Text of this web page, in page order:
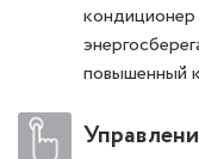
повышенный